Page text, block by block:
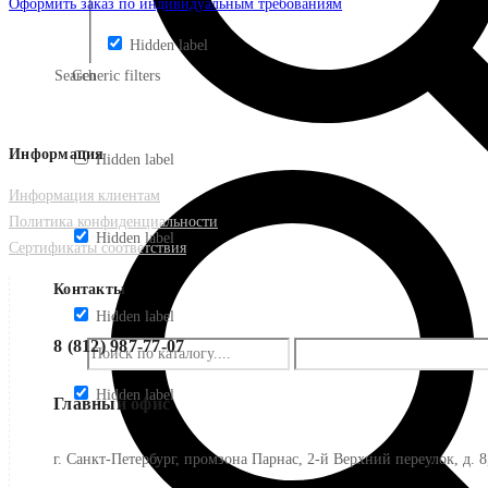
Search
Generic filters
Hidden label
Hidden label
Hidden label
Hidden label
Hidden label
Оформить заказ по индивидуальным требованиям
Информация
Информация клиентам
Политика конфиденциальности
Сертификаты соответствия
Контакты
8 (812) 987-77-07
Главный офис
г. Санкт-Петербург, промзона Парнас, 2-й Верхний переулок, д.